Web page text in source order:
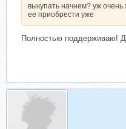
выкупать начнем? уж очень
ее приобрести уже
Полностью поддерживаю!